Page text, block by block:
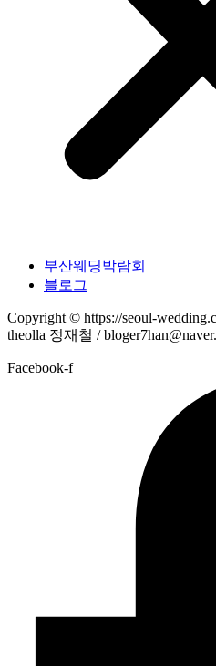
부산웨딩박람회
블로그
Copyright © https://seoul-
theolla 정재철 /
Facebook-f